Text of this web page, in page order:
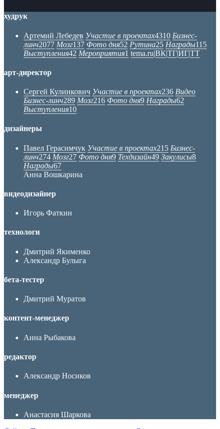
худрук
Артемий Лебедев Участие в проектах4310 Бизнес-
линч2077 Мозг137 Фото дня52 Рутина25 Награды115
Выступления42 Мероприятия1 tema.ru|ВК|ТГ|ИГ|ТТ
арт-директор
Сергей Кулинкович Участие в проектах236 Видео
Бизнес-линч289 Мозг216 Фото дня9 Награды62
Выступления10
дизайнеры
Павел Герасимчук Участие в проектах215 Бизнес-
линч274 Мозг27 Фото дня9 Техдизайн49 Закулисы8
Награды67
Анна Вошкарина
видеодизайнер
Игорь Фаткин
технологи
Дмитрий Якименко
Александр Булыга
бета-тестер
Дмитрий Муратов
контент-менеджер
Анна Рыбакова
редактор
Александр Носиков
менеджер
Анастасия Шаркова